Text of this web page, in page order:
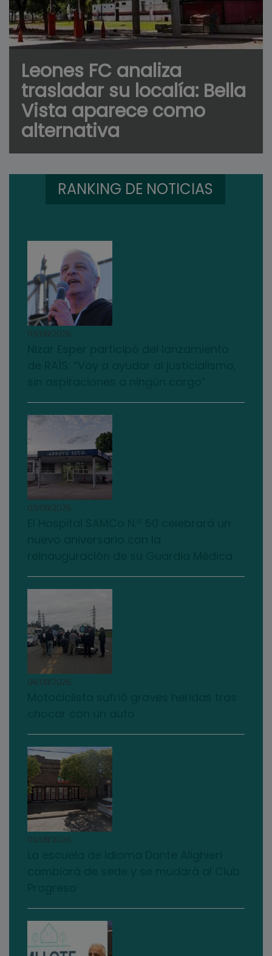
Leones FC analiza
trasladar su localía: Bella
Vista aparece como
alternativa
RANKING DE NOTICIAS
03/08/2026
03/08/2026
04/08/2026
03/08/2026